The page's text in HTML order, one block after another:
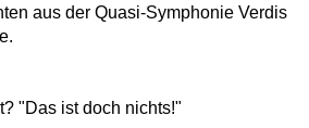
aus der Quasi-Symphonie Verdis
"Das ist doch nichts!"